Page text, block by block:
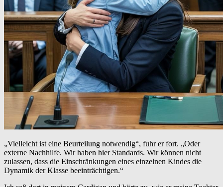
„Vielleicht ist eine Beurteilung notwendig“, fuhr er fort. „Oder
externe Nachhilfe. Wir haben hier Standards. Wir können nicht
zulassen, dass die Einschränkungen eines einzelnen Kindes die
Dynamik der Klasse beeinträchtigen.“